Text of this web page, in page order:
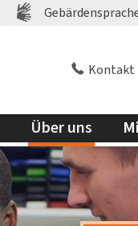
Kontakt
Über uns